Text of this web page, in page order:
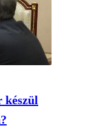
készül